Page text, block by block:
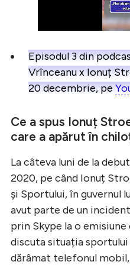
Episodul 3 din
Vrînceanu x Ionuț
20 decembrie, pe
Ce a spus Ionuț
care a apărut în
La câteva luni de la
2020, pe când Ionuț
și Sportului, în guvernul
avut parte de un
prin Skype la o
discuta situația sportului
dărâmat telefonul